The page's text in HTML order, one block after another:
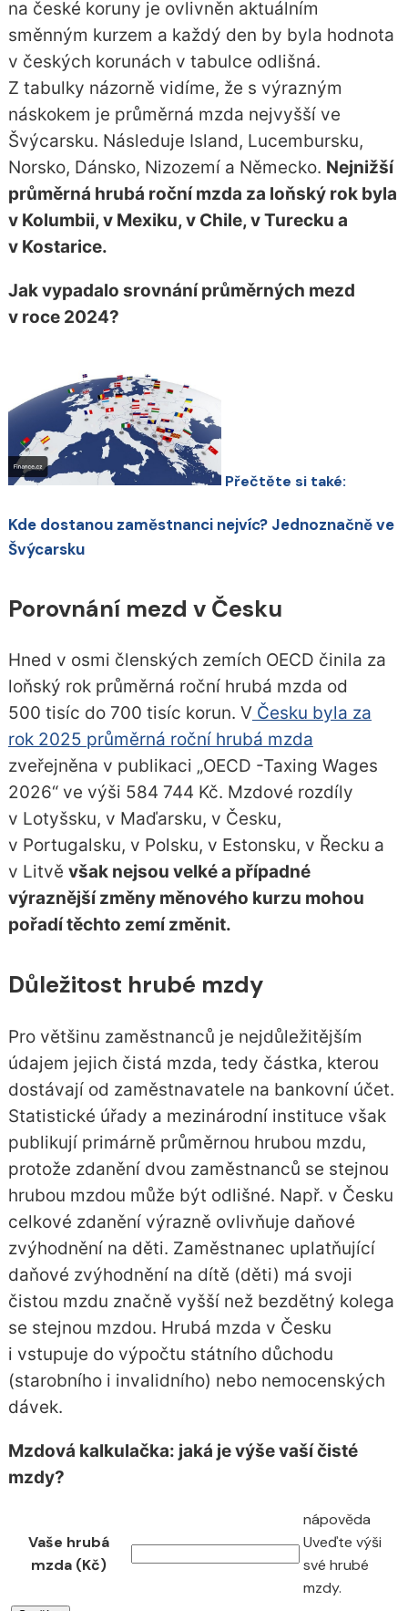
na české koruny je ovlivněn aktuálním
směnným kurzem a každý den by byla hodnota
v českých korunách v tabulce odlišná.
Z tabulky názorně vidíme, že s výrazným
náskokem je průměrná mzda nejvyšší ve
Švýcarsku. Následuje Island, Lucembursku,
Norsko, Dánsko, Nizozemí a Německo. Nejnižší
průměrná hrubá roční mzda za loňský rok byla
v Kolumbii, v Mexiku, v Chile, v Turecku a
v Kostarice.
Jak vypadalo srovnání průměrných mezd
v roce 2024?
Přečtěte si také:
Kde dostanou zaměstnanci nejvíc? Jednoznačně ve
Švýcarsku
Porovnání mezd v Česku
Hned v osmi členských zemích OECD činila za
loňský rok průměrná roční hrubá mzda od
500 tisíc do 700 tisíc korun. VČesku byla za
rok 2025 průměrná roční hrubá mzda
zveřejněna v publikaci „OECD -Taxing Wages
2026“ ve výši 584 744 Kč. Mzdové rozdíly
v Lotyšsku, v Maďarsku, v Česku,
v Portugalsku, v Polsku, v Estonsku, v Řecku a
v Litvě však nejsou velké a případné
výraznější změny měnového kurzu mohou
pořadí těchto zemí změnit.
Důležitost hrubé mzdy
Pro většinu zaměstnanců je nejdůležitějším
údajem jejich čistá mzda, tedy částka, kterou
dostávají od zaměstnavatele na bankovní účet.
Statistické úřady a mezinárodní instituce však
publikují primárně průměrnou hrubou mzdu,
protože zdanění dvou zaměstnanců se stejnou
hrubou mzdou může být odlišné. Např. v Česku
celkové zdanění výrazně ovlivňuje daňové
zvýhodnění na děti. Zaměstnanec uplatňující
daňové zvýhodnění na dítě (děti) má svoji
čistou mzdu značně vyšší než bezdětný kolega
se stejnou mzdou. Hrubá mzda v Česku
i vstupuje do výpočtu státního důchodu
(starobního i invalidního) nebo nemocenských
dávek.
Mzdová kalkulačka: jaká je výše vaší čisté
mzdy?
Vaše hrubá
mzda (Kč)
nápověda
Uveďte výši
své hrubé
mzdy.